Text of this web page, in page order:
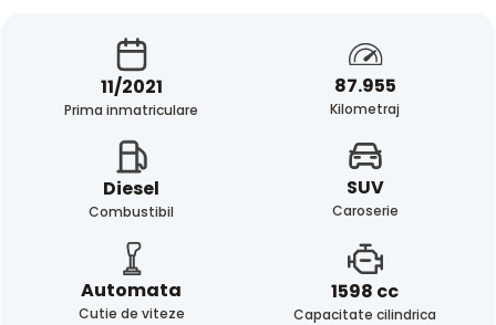
11/2021
Prima inmatriculare
87.955
Kilometraj
Diesel
Combustibil
SUV
Caroserie
Automata
Cutie de viteze
1598 cc
Capacitate cilindrica